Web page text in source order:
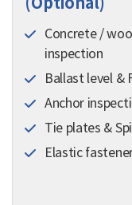
Concrete /
inspection
Ballast level &
Anchor
Tie plates &
Elastic